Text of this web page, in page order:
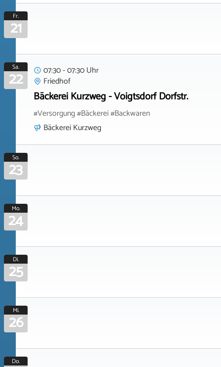
Fr.
21
Sa.
22
07:30 - 07:30 Uhr
Friedhof
Bäckerei Kurzweg - Voigtsdorf Dorfstr.
#Versorgung #Bäckerei #Backwaren
Bäckerei Kurzweg
So.
23
Mo.
24
Di.
25
Mi.
26
Do.